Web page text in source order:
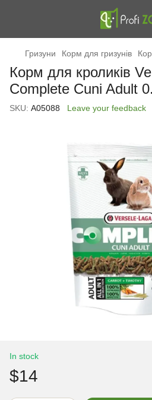
Гризуни Корм для гризунів
Корм для кроликів
Complete Cuni Adult
SKU: А05088 Leave your feedback
In stock
$14